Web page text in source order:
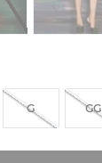
G GG